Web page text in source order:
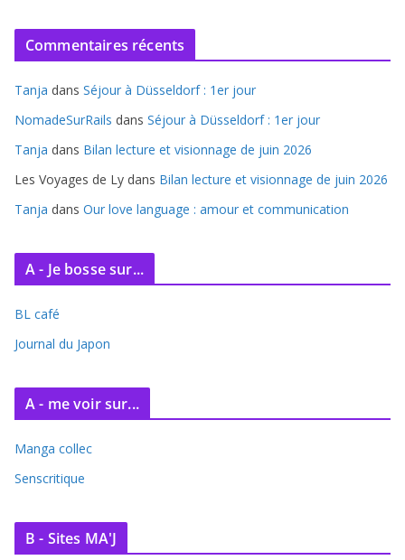
c
v
e
Commentaires récents
Tanja dans Séjour à Düsseldorf : 1er jour
NomadeSurRails dans Séjour à Düsseldorf : 1er jour
Tanja dans Bilan lecture et visionnage de juin 2026
Les Voyages de Ly dans Bilan lecture et visionnage de juin 2026
Tanja dans Our love language : amour et communication
A - Je bosse sur...
BL café
Journal du Japon
A - me voir sur...
Manga collec
Senscritique
B - Sites MA'J